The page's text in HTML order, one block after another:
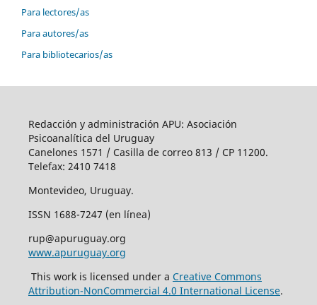
Para lectores/as
Para autores/as
Para bibliotecarios/as
Redacción y administración APU: Asociación
Psicoanalítica del Uruguay
Canelones 1571 / Casilla de correo 813 / CP 11200.
Telefax: 2410 7418
Montevideo, Uruguay.
ISSN 1688-7247 (en línea)
rup@apuruguay.org
www.apuruguay.org
This work is licensed under a Creative Commons
Attribution-NonCommercial 4.0 International License.